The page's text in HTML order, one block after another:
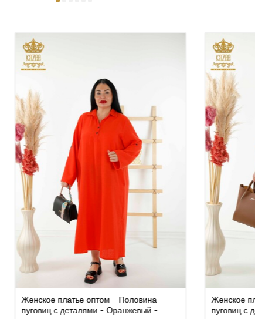
Женское платье оптом - Половина
пуговиц с деталями - Оранжевый -
Женское
пуговиц с